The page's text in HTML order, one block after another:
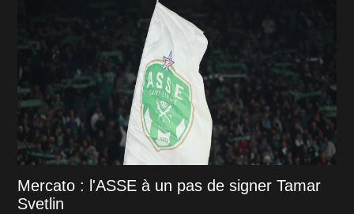
Mercato : l'ASSE à un pas de signer Tamar
Svetlin